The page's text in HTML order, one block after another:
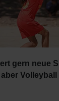
gern neue
Volleyball